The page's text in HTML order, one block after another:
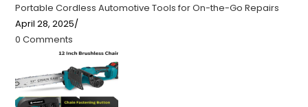
Portable Cordless Automotive Tools for On-the-Go Repairs
April 28, 2025/
0 Comments